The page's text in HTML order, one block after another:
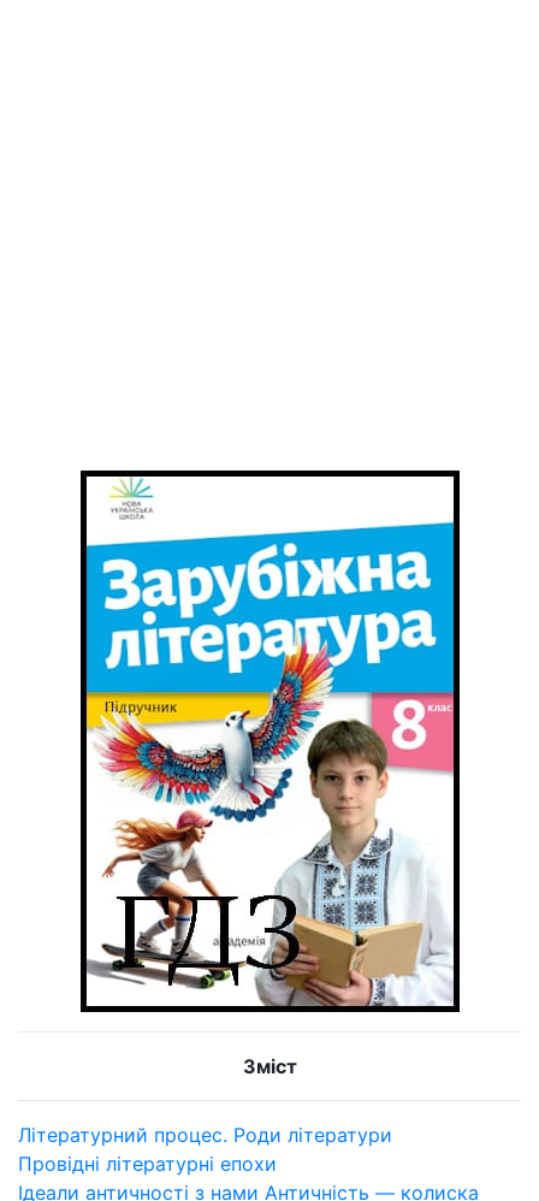
Зміст
Літературний процес. Роди літератури
Провідні літературні епохи
Ідеали античності з нами Античність — колиска